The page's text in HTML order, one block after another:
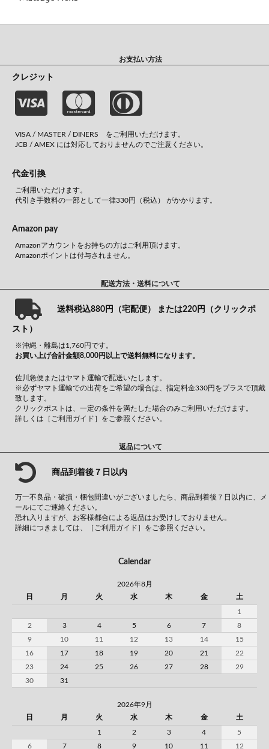
お支払い方法
クレジット
VISA / MASTER / DINERS をご利用いただけます。
JCB / AMEX には対応しておりませんのでご注意ください。
代金引換
ご利用いただけます。
代引き手数料の一部として一律330円（税込） がかかります。
Amazon pay
Amazonアカウントをお持ちの方はご利用頂けます。
Amazonポイントは付与されません。
配送方法・送料について
送料税込880円（宅配便） または220円（クリックポ
スト）
※沖縄・離島は1,760円です。
お買い上げ合計金額8,000円以上で送料無料になります。
佐川急便またはヤマト運輸で配送いたします。
※必ずヤマト運輸での出荷をご希望の場合は、指定料金330円をプラスで頂戴
致します。
クリックポストは、一定の条件を満たした場合のみご利用いただけます。
詳しくは ［ご利用ガイド］ をご参照ください。
返品について
商品到着後７日以内
万一不良品・破損・梱包間違いがございましたら、商品到着後７日以内に、メ
ールにてご連絡ください。
恐れ入りますが、お客様都合による返品はお受けしておりません。
詳細につきましては、
［ご利用ガイド］ をご参照ください。
Calendar
2026年8月
日
月 火 水 木 金 土
1
2
3 4 5 6 7
8
9
10 11 12 13 14
15
16
17 18 19 20 21
22
23
24 25 26 27 28
29
30
31
2026年9月
日
月 火 水 木 金 土
1 2 3 4
5
6
7 8 9 10 11 12